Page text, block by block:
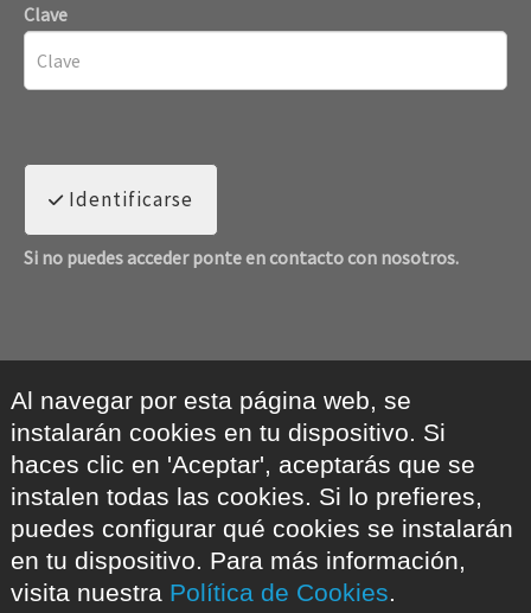
Clave
Identificarse
Si no puedes acceder ponte en contacto con nosotros.
Al navegar por esta página web, se
instalarán cookies en tu dispositivo. Si
haces clic en 'Aceptar', aceptarás que se
instalen todas las cookies. Si lo prefieres,
puedes configurar qué cookies se instalarán
en tu dispositivo. Para más información,
visita nuestra Política de Cookies.